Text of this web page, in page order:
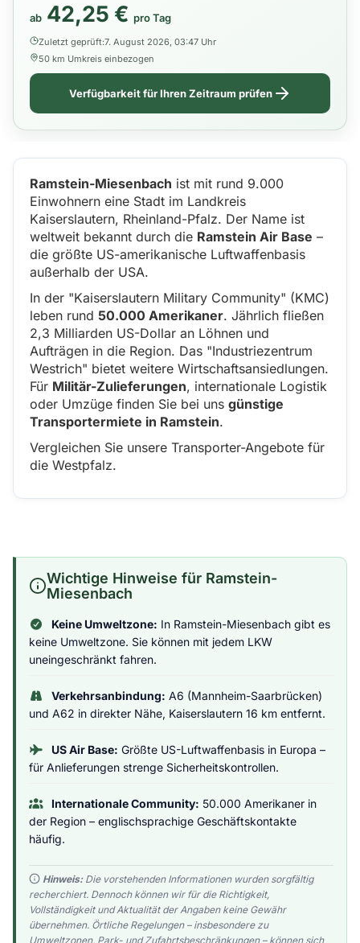
ab 42,25 € pro Tag
Zuletzt geprüft:7. August 2026, 03:47 Uhr
50 km Umkreis einbezogen
Verfügbarkeit für Ihren Zeitraum prüfen
Ramstein-Miesenbach ist mit rund 9.000
Einwohnern eine Stadt im Landkreis
Kaiserslautern, Rheinland-Pfalz. Der Name ist
weltweit bekannt durch die Ramstein Air Base –
die größte US-amerikanische Luftwaffenbasis
außerhalb der USA.
In der "Kaiserslautern Military Community" (KMC)
leben rund 50.000 Amerikaner. Jährlich fließen
2,3 Milliarden US-Dollar an Löhnen und
Aufträgen in die Region. Das "Industriezentrum
Westrich" bietet weitere Wirtschaftsansiedlungen.
Für Militär-Zulieferungen, internationale Logistik
oder Umzüge finden Sie bei uns günstige
Transportermiete in Ramstein.
Vergleichen Sie unsere Transporter-Angebote für
die Westpfalz.
Wichtige Hinweise für Ramstein-
Miesenbach
Keine Umweltzone: In Ramstein-Miesenbach gibt es
keine Umweltzone. Sie können mit jedem LKW
uneingeschränkt fahren.
Verkehrsanbindung: A6 (Mannheim-Saarbrücken)
und A62 in direkter Nähe, Kaiserslautern 16 km entfernt.
US Air Base: Größte US-Luftwaffenbasis in Europa –
für Anlieferungen strenge Sicherheitskontrollen.
Internationale Community: 50.000 Amerikaner in
der Region – englischsprachige Geschäftskontakte
häufig.
Hinweis:Die vorstehenden Informationen wurden sorgfältig
recherchiert. Dennoch können wir für die Richtigkeit,
Vollständigkeit und Aktualität der Angaben keine Gewähr
übernehmen. Örtliche Regelungen – insbesondere zu
Umweltzonen, Park- und Zufahrtsbeschränkungen – können sich